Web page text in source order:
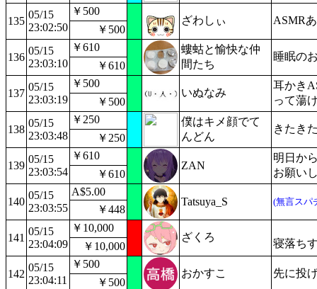
135
05/15
23:02:50
￥500
ざわしぃ ASMR
￥500
136
05/15
23:03:10
￥610
螻蛄と愉快な仲
間たち
睡眠の
￥610
137
05/15
23:03:19
￥500
いぬなみ
耳かき
って蕩
￥500
138
05/15
23:03:48
￥250
僕はキメ顔でて
んどん
きたき
￥250
139
05/15
23:03:54
￥610
ZAN
明日か
お願い
￥610
140
05/15
23:03:55
A$5.00
Tatsuya_S
(無言スパ
￥448
141
05/15
23:04:09
￥10,000
ざくろ
寝落ち
￥10,000
142
05/15
23:04:11
￥500
おかすこ 先に投
￥500